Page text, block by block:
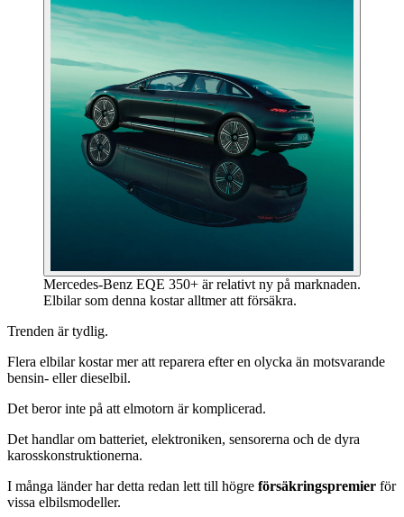
Mercedes-Benz EQE 350+ är relativt ny på marknaden.
Elbilar som denna kostar alltmer att försäkra.
Trenden är tydlig.
Flera elbilar kostar mer att reparera efter en olycka än motsvarande
bensin- eller dieselbil.
Det beror inte på att elmotorn är komplicerad.
Det handlar om batteriet, elektroniken, sensorerna och de dyra
karosskonstruktionerna.
I många länder har detta redan lett till högre försäkringspremier för
vissa elbilsmodeller.